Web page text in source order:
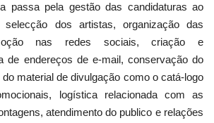
passa pela gestão das candidaturas ao
selecção dos artistas, organização das
nas redes sociais, criação e
de endereços de e-mail, conservação do
material de divulgação como o catá-logo
logística relacionada com as
atendimento do publico e relações